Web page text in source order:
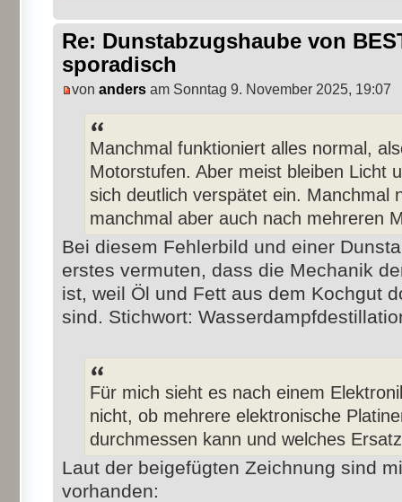
Re: Dunstabzugshaube von
sporadisch
von anders am Sonntag 9. November 2025, 19:07
Manchmal funktioniert alles normal,
Motorstufen. Aber meist bleiben Licht
sich deutlich verspätet ein. Manchmal
manchmal aber auch nach mehreren
Bei diesem Fehlerbild und einer
erstes vermuten, dass die Mechanik
ist, weil Öl und Fett aus dem Kochgut
sind. Stichwort:
Für mich sieht es nach einem
nicht, ob mehrere elektronische
durchmessen kann und welches
Laut der beigefügten Zeichnung sind
vorhanden: